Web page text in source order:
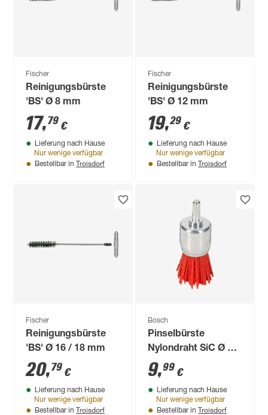
Fischer
Reinigungsbürste
'BS' Ø 8 mm
17,79 €
Lieferung nach Hause
Nur wenige verfügbar
Bestellbar in Troisdorf
Fischer
Reinigungsbürste
'BS' Ø 12 mm
19,29 €
Lieferung nach Hause
Nur wenige verfügbar
Bestellbar in Troisdorf
Fischer
Reinigungsbürste
'BS' Ø 16 / 18 mm
20,79 €
Lieferung nach Hause
Nur wenige verfügbar
Bestellbar in Troisdorf
Bosch
Pinselbürste
Nylondraht SiC Ø 25
mm
9,99 €
Lieferung nach Hause
Nur wenige verfügbar
Bestellbar in Troisdorf